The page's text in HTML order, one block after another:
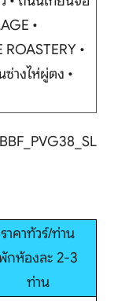
•
ROASTERY •
างไห่ผู่ตง •
ราคาทัวร์/ท่าน
กห้องละ 2-3
ท่าน